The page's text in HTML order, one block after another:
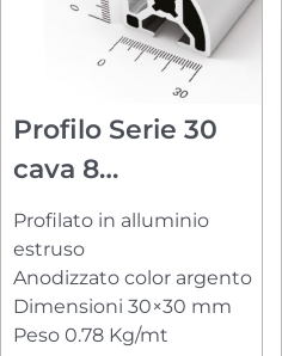
Profilo Serie 30
cava 8
PM83030R23
Profilato in alluminio
estruso
Anodizzato color argento
Dimensioni 30×30 mm
Peso 0.78 Kg/mt